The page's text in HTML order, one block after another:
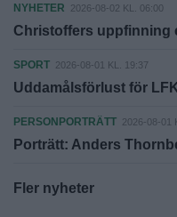
NYHETER 2026-08-02 KL. 06:00
Christoffers uppfinning
SPORT 2026-08-01 KL. 19:37
Uddamålsförlust för
PERSONPORTRÄTT 2026-08-01
Porträtt: Anders
Fler nyheter